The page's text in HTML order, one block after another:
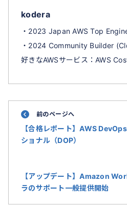
kodera
・2023 Japan AWS Top
・2024 Community Builder
好きなAWSサービス：AWS
前のページへ
【合格レポート】AWS
ショナル（DOP）
【アップデート】Amazon
ラのサポート一般提供開始